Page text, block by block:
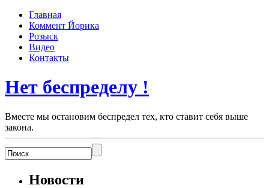
Главная
Коммент Йорика
Розыск
Видео
Контакты
Нет беспределу !
Вместе мы остановим беспредел тех, кто ставит себя выше
закона.
Новости